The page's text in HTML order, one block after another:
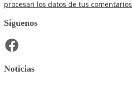
procesan los datos de tus comentarios
Síguenos
Facebook
Noticias